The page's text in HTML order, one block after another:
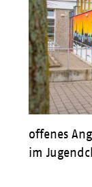
offenes
im